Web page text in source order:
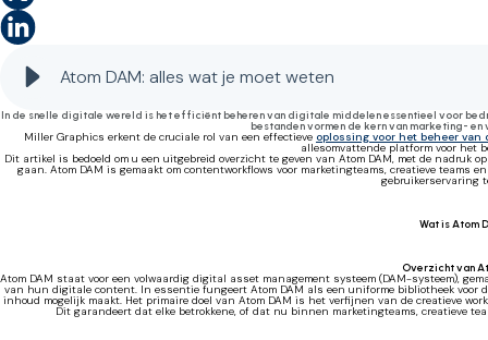
Atom DAM: alles wat je moet weten
In de snelle digitale wereld is het efficiënt beheren van digitale middelen essentieel voor
bestanden vormen de kern van marketing-
Miller Graphics erkent de cruciale rol van een effectieve oplossing voor het beheer
allesomvattende platform voor het
Dit artikel is bedoeld om u een uitgebreid overzicht te geven van Atom DAM, met de
gaan. Atom DAM is gemaakt om contentworkflows voor marketingteams, creatieve teams
gebruikerservaring
Wat is Atom
Overzicht van
Atom DAM staat voor een volwaardig digital asset management systeem (DAM-systeem),
van hun digitale content. In essentie fungeert Atom DAM als een uniforme bibliotheek
inhoud mogelijk maakt. Het primaire doel van Atom DAM is het verfijnen van de creatieve
Dit garandeert dat elke betrokkene, of dat nu binnen marketingteams, creatieve